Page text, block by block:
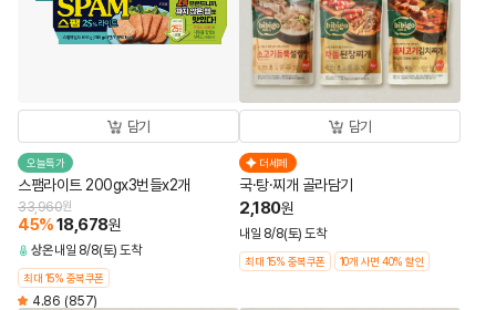
담기
오늘특가
스팸라이트 200gx3번들x2개
33,960원
45%18,678원
상온 내일 8/8(토) 도착
최대 15% 중복쿠폰
4.86 (857)
담기
더세페
국·탕·찌개 골라담기
2,180원
내일 8/8(토) 도착
최대 15% 중복쿠폰 10개 사면 40% 할인